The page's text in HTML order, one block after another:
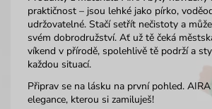
praktičnost – jsou lehké jako pírko,
udržovatelné. Stačí setřít nečistoty a
svém dobrodružství. Ať už tě čeká
víkend v přírodě, spolehlivě tě podrží a
každou situací.
Připrav se na lásku na první pohled.
elegance, kterou si zamiluješ!